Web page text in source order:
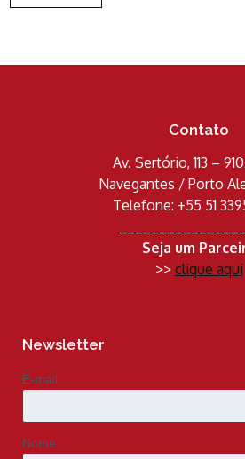
Contato
Av. Sertório, 113 –
Navegantes / Porto
Telefone: +55 51
Seja um
>> clique aqui
Newsletter
E-mail
Nome